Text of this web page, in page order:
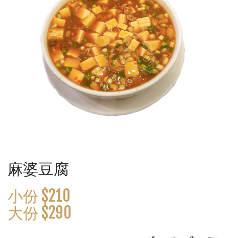
麻婆豆腐
小份 $210
大份 $290